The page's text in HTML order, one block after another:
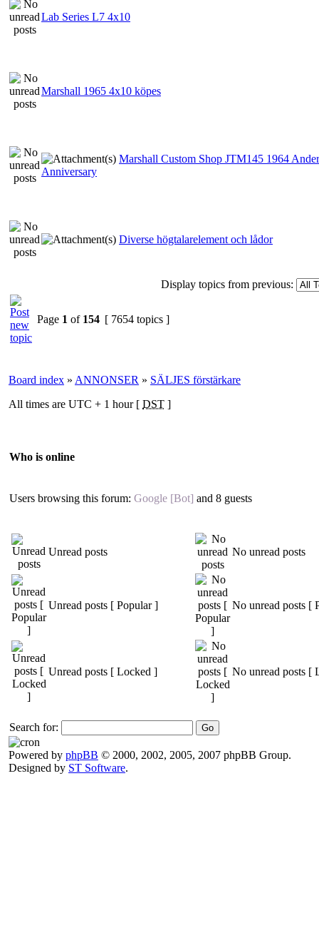
Lab Series L7 4x10
Marshall 1965 4x10 köpes
​Marshall Custom Shop JTM145 1964
Anniversary
Diverse högtalarelement och lådor
Display topics from previous:
Page 1 of 154 [ 7654 topics ]
Board index » ANNONSER » SÄLJES förstärkare
All times are UTC + 1 hour [ DST ]
Who is online
Users browsing this forum: Google [Bot] and 8 guests
Unread posts No unread posts
Unread posts [ Popular ] No unread posts [
Unread posts [ Locked ] No unread posts [
Search for:
Powered by phpBB © 2000, 2002, 2005, 2007 phpBB Group.
Designed by ST Software.